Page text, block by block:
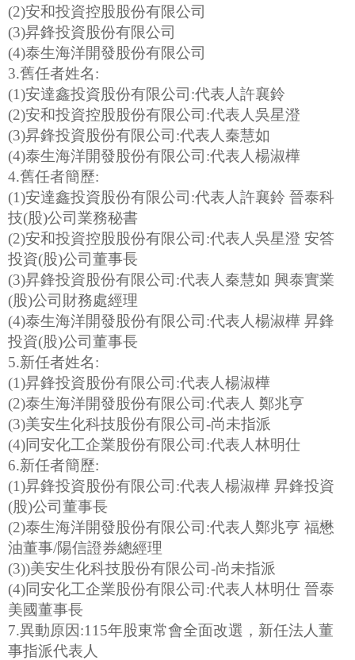
(2)安和投資控股股份有限公司
(3)昇鋒投資股份有限公司
(4)泰生海洋開發股份有限公司
3.舊任者姓名:
(1)安達鑫投資股份有限公司:代表人許襄鈴
(2)安和投資控股股份有限公司:代表人吳星澄
(3)昇鋒投資股份有限公司:代表人秦慧如
(4)泰生海洋開發股份有限公司:代表人楊淑樺
4.舊任者簡歷:
(1)安達鑫投資股份有限公司:代表人許襄鈴 晉泰科
技(股)公司業務秘書
(2)安和投資控股股份有限公司:代表人吳星澄 安答
投資(股)公司董事長
(3)昇鋒投資股份有限公司:代表人秦慧如 興泰實業
(股)公司財務處經理
(4)泰生海洋開發股份有限公司:代表人楊淑樺 昇鋒
投資(股)公司董事長
5.新任者姓名:
(1)昇鋒投資股份有限公司:代表人楊淑樺
(2)泰生海洋開發股份有限公司:代表人 鄭兆亨
(3)美安生化科技股份有限公司-尚未指派
(4)同安化工企業股份有限公司:代表人林明仕
6.新任者簡歷:
(1)昇鋒投資股份有限公司:代表人楊淑樺 昇鋒投資
(股)公司董事長
(2)泰生海洋開發股份有限公司:代表人鄭兆亨 福懋
油董事/陽信證券總經理
(3))美安生化科技股份有限公司-尚未指派
(4)同安化工企業股份有限公司:代表人林明仕 晉泰
美國董事長
7.異動原因:115年股東常會全面改選，新任法人董
事指派代表人